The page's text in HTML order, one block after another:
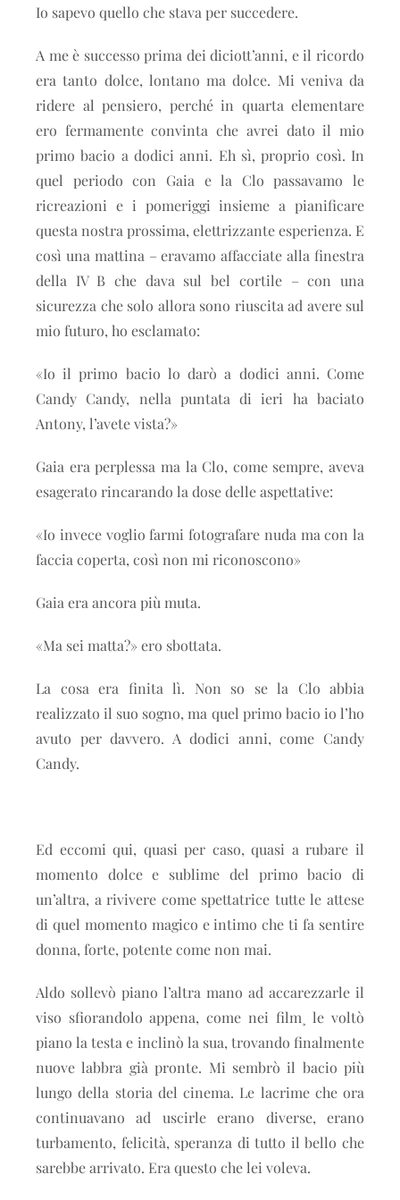
Io sapevo quello che stava per succedere.
A me è successo prima dei diciott’anni, e il ricordo
era tanto dolce, lontano ma dolce. Mi veniva da
ridere al pensiero, perché in quarta elementare
ero fermamente convinta che avrei dato il mio
primo bacio a dodici anni. Eh sì, proprio così. In
quel periodo con Gaia e la Clo passavamo le
ricreazioni e i pomeriggi insieme a pianificare
questa nostra prossima, elettrizzante esperienza. E
così una mattina – eravamo affacciate alla finestra
della IV B che dava sul bel cortile – con una
sicurezza che solo allora sono riuscita ad avere sul
mio futuro, ho esclamato:
«Io il primo bacio lo darò a dodici anni. Come
Candy Candy, nella puntata di ieri ha baciato
Antony, l’avete vista?»
Gaia era perplessa ma la Clo, come sempre, aveva
esagerato rincarando la dose delle aspettative:
«Io invece voglio farmi fotografare nuda ma con la
faccia coperta, così non mi riconoscono»
Gaia era ancora più muta.
«Ma sei matta?» ero sbottata.
La cosa era finita lì. Non so se la Clo abbia
realizzato il suo sogno, ma quel primo bacio io l’ho
avuto per davvero. A dodici anni, come Candy
Candy.
Ed eccomi qui, quasi per caso, quasi a rubare il
momento dolce e sublime del primo bacio di
un’altra, a rivivere come spettatrice tutte le attese
di quel momento magico e intimo che ti fa sentire
donna, forte, potente come non mai.
Aldo sollevò piano l’altra mano ad accarezzarle il
viso sfiorandolo appena, come nei film¸ le voltò
piano la testa e inclinò la sua, trovando finalmente
nuove labbra già pronte. Mi sembrò il bacio più
lungo della storia del cinema. Le lacrime che ora
continuavano ad uscirle erano diverse, erano
turbamento, felicità, speranza di tutto il bello che
sarebbe arrivato. Era questo che lei voleva.